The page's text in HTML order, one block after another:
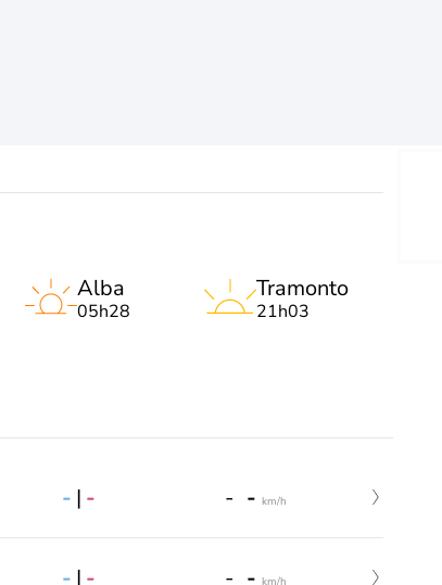
Alba
05h28
Tramonto
21h03
- | - - - km/h
- | - - - km/h